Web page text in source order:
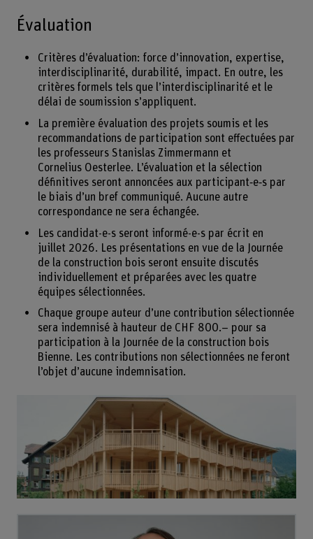
Évaluation
Critères d’évaluation: force d’innovation, expertise,
interdisciplinarité, durabilité, impact. En outre, les
critères formels tels que l’interdisciplinarité et le
délai de soumission s’appliquent.
La première évaluation des projets soumis et les
recommandations de participation sont effectuées par
les professeurs Stanislas Zimmermann et
Cornelius Oesterlee. L’évaluation et la sélection
définitives seront annoncées aux participant‑e‑s par
le biais d’un bref communiqué. Aucune autre
correspondance ne sera échangée.
Les candidat-e-s seront informé-e-s par écrit en
juillet 2026. Les présentations en vue de la Journée
de la construction bois seront ensuite discutés
individuellement et préparées avec les quatre
équipes sélectionnées.
Chaque groupe auteur d’une contribution sélectionnée
sera indemnisé à hauteur de CHF 800.– pour sa
participation à la Journée de la construction bois
Bienne. Les contributions non sélectionnées ne feront
l’objet d’aucune indemnisation.